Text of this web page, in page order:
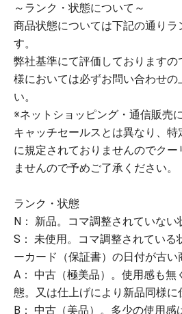
～ランク・状態について～
商品状態については下記の通りラ
す。
弊社基準にて評価しております
様においては必ずお問い合わせの
い。
※ネットショッピング・通信販売
キャッチセールスとは異なり、
に規定されておりませんのでク
ませんので予めご了承ください。
ランク・状態
N： 新品。コマ調整されていない
S： 未使用。コマ調整されている
ーカード（保証書）の日付が古い
A： 中古（極美品）。使用感も無
態。又は仕上げにより新品同様に
B： 中古（美品）。多少の使用感